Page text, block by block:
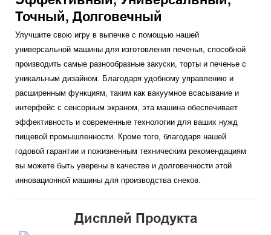
Точный, Долговечный
Улучшите свою игру в выпечке с помощью нашей
универсальной машины для изготовления печенья, способной
производить самые разнообразные закуски, торты и печенье с
уникальным дизайном. Благодаря удобному управлению и
расширенным функциям, таким как вакуумное всасывание и
интерфейс с сенсорным экраном, эта машина обеспечивает
эффективность и современные технологии для ваших нужд
пищевой промышленности. Кроме того, благодаря нашей
годовой гарантии и пожизненным техническим рекомендациям
вы можете быть уверены в качестве и долговечности этой
инновационной машины для производства снеков.
Дисплей Продукта